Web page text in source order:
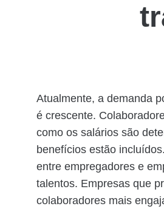
Atualmente, a demanda
é crescente.
como os salários são
benefícios estão
entre empregadores e
talentos. Empresas que
colaboradores mais